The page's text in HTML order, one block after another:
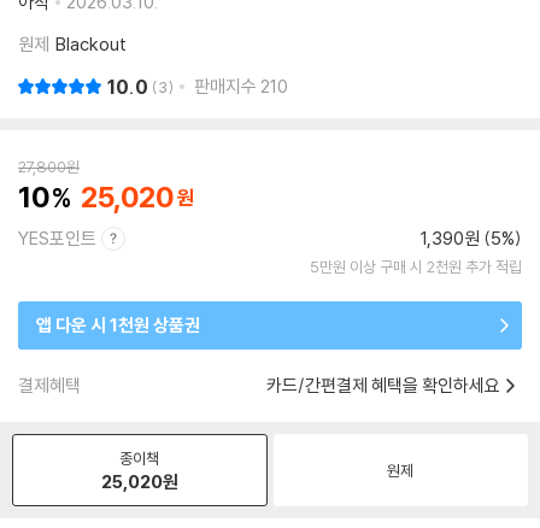
원제 Blackout
10.0 3 판매지수 210
27,800원
10 25,020
YES포인트 1,390원 (5%)
5만원 이상 구매 시 2천원 추가 적립
앱 다운 시 1천원 상품권
결제혜택 카드/간편결제 혜택을 확인하세요
종이책
25,020원 원제